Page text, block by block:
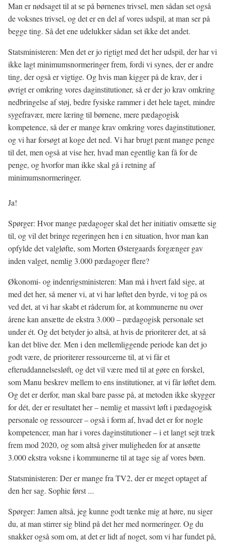
Man er nødsaget til at se på børnenes trivsel, men sådan set også
de voksnes trivsel, og det er en del af vores udspil, at man ser på
begge ting. Så det ene udelukker sådan set ikke det andet.
Statsministeren: Men det er jo rigtigt med det her udspil, der har vi
ikke lagt minimumsnormeringer frem, fordi vi synes, der er andre
ting, der også er vigtige. Og hvis man kigger på de krav, der i
øvrigt er omkring vores daginstitutioner, så er der jo krav omkring
nedbringelse af støj, bedre fysiske rammer i det hele taget, mindre
sygefravær, mere læring til børnene, mere pædagogisk
kompetence, så der er mange krav omkring vores daginstitutioner,
og vi har forsøgt at koge det ned. Vi har brugt pænt mange penge
til det, men også at vise her, hvad man egentlig kan få for de
penge, og hvorfor man ikke skal gå i retning af
minimumsnormeringer.
Ja!
Spørger: Hvor mange pædagoger skal det her initiativ omsætte sig
til, og vil det bringe regeringen hen i en situation, hvor man kan
opfylde det valgløfte, som Morten Østergaards forgænger gav
inden valget, nemlig 3.000 pædagoger flere?
Økonomi- og indenrigsministeren: Man må i hvert fald sige, at
med det her, så mener vi, at vi har løftet den byrde, vi tog på os
ved det, at vi har skabt et råderum for, at kommunerne nu over
årene kan ansætte de ekstra 3.000 – pædagogisk personale set
under ét. Og det betyder jo altså, at hvis de prioriterer det, at så
kan det blive der. Men i den mellemliggende periode kan det jo
godt være, de prioriterer ressourcerne til, at vi får et
efteruddannelsesløft, og det vil være med til at gøre en forskel,
som Manu beskrev mellem to ens institutioner, at vi får løftet dem.
Og det er derfor, man skal bare passe på, at metoden ikke skygger
for dét, der er resultatet her – nemlig et massivt løft i pædagogisk
personale og ressourcer – også i form af, hvad det er for nogle
kompetencer, man har i vores daginstitutioner – i et langt sejt træk
frem mod 2020, og som altså giver muligheden for at ansætte
3.000 ekstra voksne i kommunerne til at tage sig af vores børn.
Statsministeren: Der er mange fra TV2, der er meget optaget af
den her sag. Sophie først ...
Spørger: Jamen altså, jeg kunne godt tænke mig at høre, nu siger
du, at man stirrer sig blind på det her med normeringer. Og du
snakker også som om, at det er lidt af noget, som vi har fundet på,